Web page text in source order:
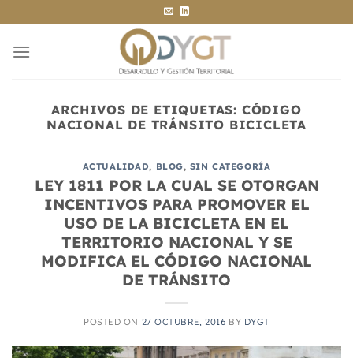
al
contenido
ARCHIVOS DE ETIQUETAS: CÓDIGO
NACIONAL DE TRÁNSITO BICICLETA
ACTUALIDAD, BLOG, SIN CATEGORÍA
LEY 1811 POR LA CUAL SE OTORGAN
INCENTIVOS PARA PROMOVER EL
USO DE LA BICICLETA EN EL
TERRITORIO NACIONAL Y SE
MODIFICA EL CÓDIGO NACIONAL
DE TRÁNSITO
POSTED ON 27 OCTUBRE, 2016 BY DYGT